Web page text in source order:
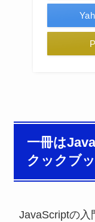
一冊は
クックブ
JavaScriptの入